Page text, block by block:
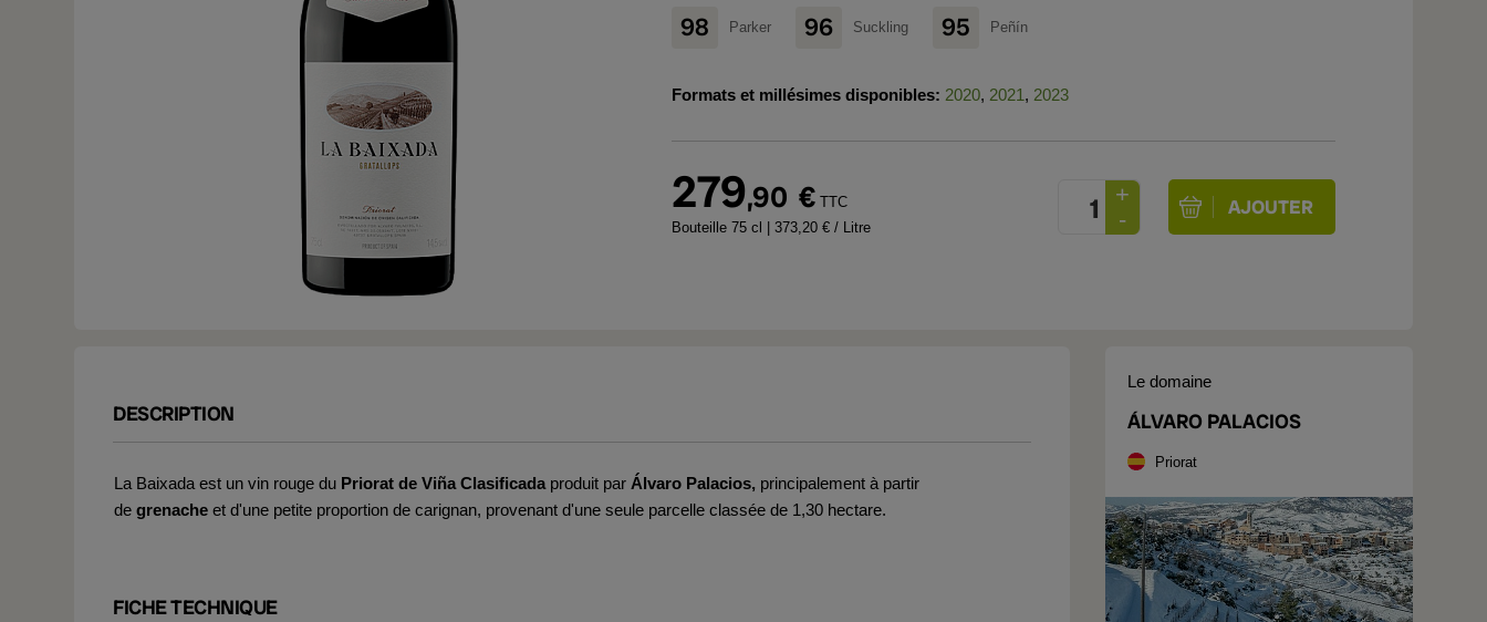
98 Parker 96 Suckling 95 Peñín
Formats et millésimes disponibles: 2020, 2021 , 2023
279,90 € TTC
Bouteille 75 cl | 373,20 € / Litre
DESCRIPTION
La Baixada est un vin rouge du Priorat de Viña Clasificada produit par Álvaro Palacios, principalement à partir
de grenache et d'une petite proportion de carignan, provenant d'une seule parcelle classée de 1,30 hectare.
FICHE TECHNIQUE
Le domaine
ÁLVARO PALACIOS
Priorat